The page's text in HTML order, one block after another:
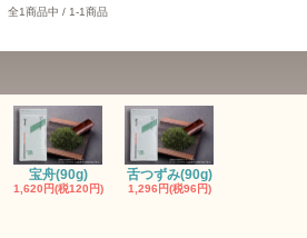
全1商品中 / 1-1商品
宝舟(90g)
1,620円(税120円)
舌つずみ(90g)
1,296円(税96円)